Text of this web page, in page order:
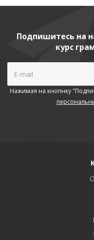
Подпишитесь на
курс
Нажимая на кнопнку